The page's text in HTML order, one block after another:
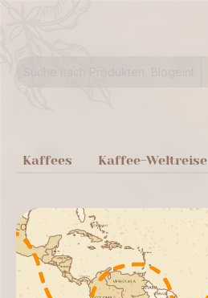
Kaffees Kaffee-Weltreise